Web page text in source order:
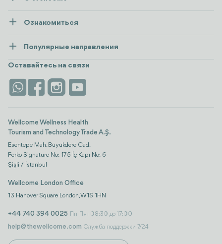
Пресса
Безопасность
Контакты
Ознакомиться
Wellness
Размещение
Достопримечательности
Отзывы
Популярные направления
посмотреть все
Istanbul
Оставайтесь на связи
Wellcome Wellness Health
Tourism and Technology Trade A.Ş.
Esentepe Mah. Büyükdere Cad.
Ferko Signature No: 175 İç Kapı No: 6
Şişli / İstanbul
Wellcome London Office
13 Hanover Square London, W1S 1HN
+44 740 394 0025 Пн-Пят 08:30 до 17:00
help@thewellcome.com Служба поддержки 7/24